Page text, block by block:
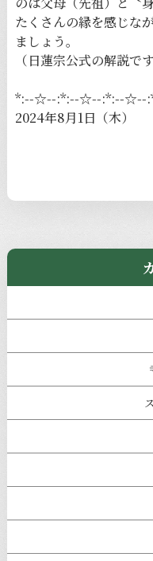
たくさんの縁を感じな
ましょう。
（日蓮宗公式の解説です
*:--☆--:*:--☆--:*:--☆--
2024年8月1日（木）